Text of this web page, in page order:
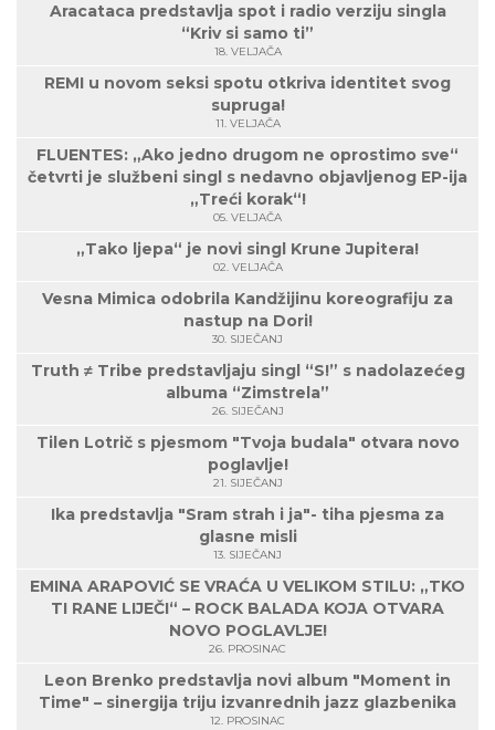
Aracataca predstavlja spot i radio verziju singla
“Kriv si samo ti”
18. VELJAČA
REMI u novom seksi spotu otkriva identitet svog
supruga!
11. VELJAČA
FLUENTES: „Ako jedno drugom ne oprostimo sve“
četvrti je službeni singl s nedavno objavljenog EP-ija
„Treći korak“!
05. VELJAČA
„Tako ljepa“ je novi singl Krune Jupitera!
02. VELJAČA
Vesna Mimica odobrila Kandžijinu koreografiju za
nastup na Dori!
30. SIJEČANJ
Truth ≠ Tribe predstavljaju singl “S!” s nadolazećeg
albuma “Zimstrela”
26. SIJEČANJ
Tilen Lotrič s pjesmom "Tvoja budala" otvara novo
poglavlje!
21. SIJEČANJ
Ika predstavlja "Sram strah i ja"- tiha pjesma za
glasne misli
13. SIJEČANJ
EMINA ARAPOVIĆ SE VRAĆA U VELIKOM STILU: „TKO
TI RANE LIJEČI“ – ROCK BALADA KOJA OTVARA
NOVO POGLAVLJE!
26. PROSINAC
Leon Brenko predstavlja novi album "Moment in
Time" – sinergija triju izvanrednih jazz glazbenika
12. PROSINAC